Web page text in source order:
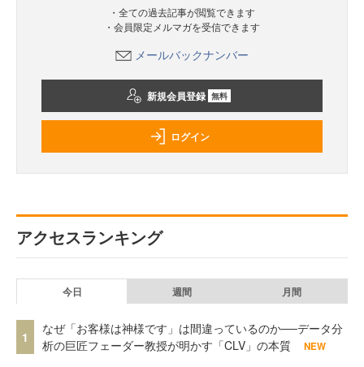
・全ての過去記事が閲覧できます
・会員限定メルマガを受信できます
メールバックナンバー
新規会員登録 無料
ログイン
アクセスランキング
今日 週間 月間
1
なぜ「お客様は神様です」は間違っているのか──データ分
析の巨匠フェーダー教授が明かす「CLV」の本質
NEW